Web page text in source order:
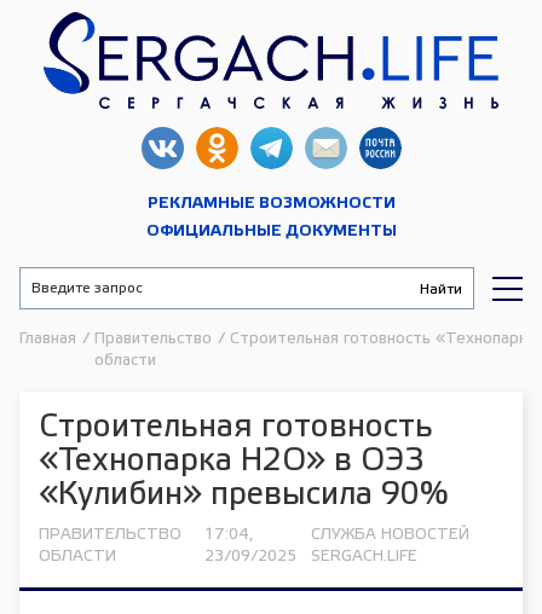
РЕКЛАМНЫЕ ВОЗМОЖНОСТИ
ОФИЦИАЛЬНЫЕ ДОКУМЕНТЫ
Главная /
Правительство
области
/ Строительная готовность
Строительная готовность
«Технопарка Н2О» в ОЭЗ
«Кулибин» превысила 90%
ПРАВИТЕЛЬСТВО
ОБЛАСТИ
17:04,
23/09/2025
СЛУЖБА НОВОСТЕЙ
SERGACH.LIFE